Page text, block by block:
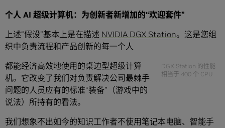
个人 AI 超级计算机：为创新者新增加的“欢迎套件”
上述“假设”基本上是在描述 NVIDIA DGX Station。这是您组
织中负责流程和产品创新的每一个人
DGX Station 的性能
相当于 400 个 CPU
都能经济高效地使用的桌边型超级计算
机。它改变了我们对负责解决公司最棘手
问题的人员应有的标准“装备”（游戏中的
说法）所持有的看法。
我们想象不出如今的知识工作者不使用笔记本电脑、智能手